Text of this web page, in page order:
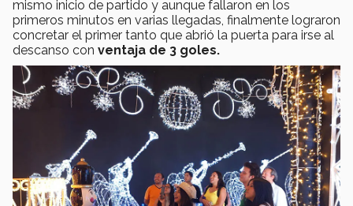
mismo inicio de partido y aunque fallaron en los
primeros minutos en varias llegadas, finalmente lograron
concretar el primer tanto que abrió la puerta para irse al
descanso con ventaja de 3 goles.